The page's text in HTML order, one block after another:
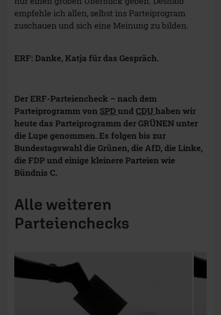
empfehle ich allen, selbst ins Parteiprogram
zuschauen und sich eine Meinung zu bilden.
ERF: Danke, Katja für das Gespräch.
Der ERF-Parteiencheck – nach dem
Parteiprogramm von SPD undCDUhaben wir
heute das Parteiprogramm der GRÜNEN unter
die Lupe genommen. Es folgen bis zur
Bundestagswahl die Grünen, die AfD, die Linke,
die FDP und einige kleinere Parteien wie
Bündnis C.
Alle weiteren
Parteienchecks